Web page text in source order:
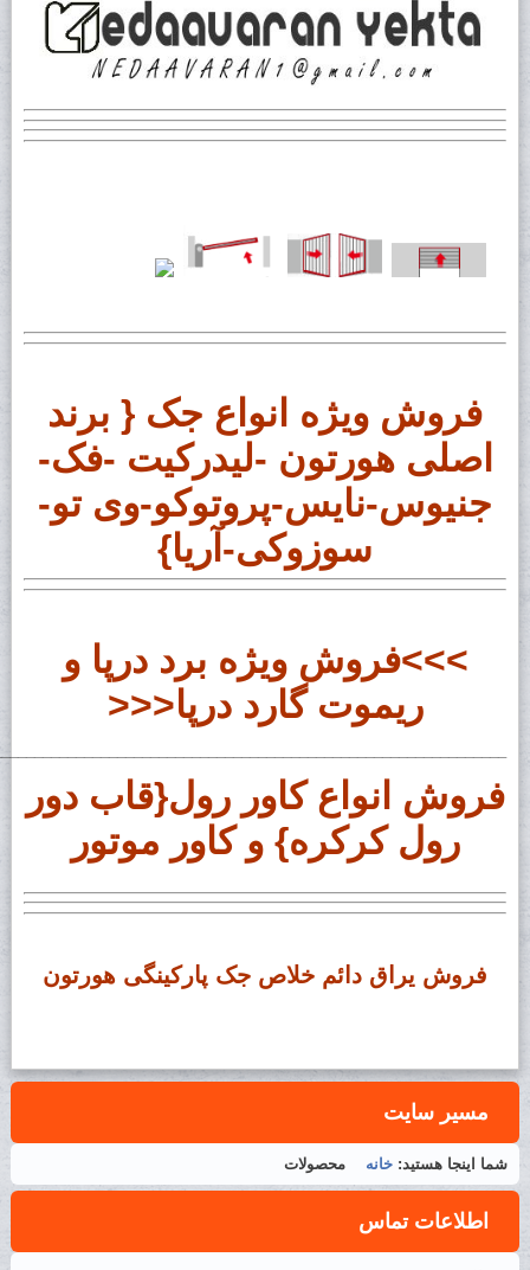
فروش ویژه انواع جک { برند
اصلی هورتون -لیدرکیت -فک-
جنیوس-نایس-پروتوکو-وی تو-
سوزوکی-آریا}
>>>فروش ویژه برد درپا و
ریموت گارد درپا<<<
فروش انواع کاور رول{قاب دور
رول کرکره} و کاور موتور
فروش یراق دائم خلاص جک پارکینگی هورتون
مسیر سایت
شما اینجا هستید:خانه محصولات
اطلاعات تماس